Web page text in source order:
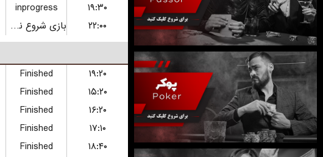
inprogress
۱۹:۳۰
بازی شروع نشده است
۲۲:۰۰
Finished
۱۹:۲۰
Finished
۱۵:۲۰
Finished
۱۶:۲۰
Finished
۱۷:۱۰
Finished
۱۸:۴۰